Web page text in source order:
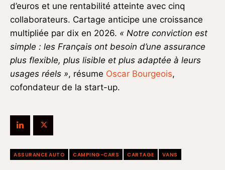
d’euros et une rentabilité atteinte avec cinq
collaborateurs. Cartage anticipe une croissance
multipliée par dix en 2026. « Notre conviction est
simple : les Français ont besoin d’une assurance
plus flexible, plus lisible et plus adaptée à leurs
usages réels », résume Oscar Bourgeois,
cofondateur de la start-up.
ASSURANCE AUTO CAMPING-CARS CARTAGE VANS